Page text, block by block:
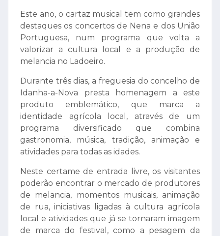
Este ano, o cartaz musical tem como grandes
destaques os concertos de Nena e dos União
Portuguesa, num programa que volta a
valorizar a cultura local e a produção de
melancia no Ladoeiro.
Durante três dias, a freguesia do concelho de
Idanha-a-Nova presta homenagem a este
produto emblemático, que marca a
identidade agrícola local, através de um
programa diversificado que combina
gastronomia, música, tradição, animação e
atividades para todas as idades.
Neste certame de entrada livre, os visitantes
poderão encontrar o mercado de produtores
de melancia, momentos musicais, animação
de rua, iniciativas ligadas à cultura agrícola
local e atividades que já se tornaram imagem
de marca do festival, como a pesagem da